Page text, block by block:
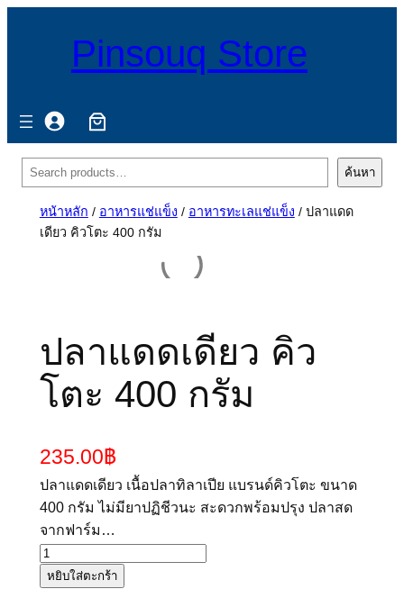
Pinsouq Store
ค้นหา ค้นหา
หน้าหลัก / อาหารแช่แข็ง / อาหารทะเลแช่แข็ง / ปลาแดด
เดียว คิวโตะ 400 กรัม
ปลาแดดเดียว คิว
โตะ 400 กรัม
235.00฿
ปลาแดดเดียว เนื้อปลาทิลาเปีย แบรนด์คิวโตะ ขนาด
400 กรัม ไม่มียาปฏิชีวนะ สะดวกพร้อมปรุง ปลาสด
จากฟาร์ม…
จำ
นหยิบใส่ตะกร้า